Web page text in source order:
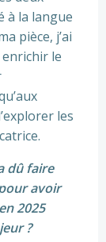
à la langue
pièce, j’ai
le
les
dû faire
avoir
2025
?